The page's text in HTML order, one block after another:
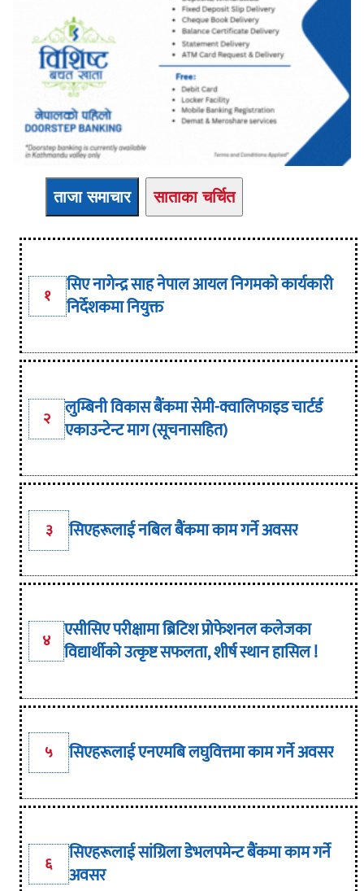
ताजा समाचार साताका चर्चित
१
सिए नागेन्द्र साह नेपाल आयल निगमको कार्यकारी
निर्देशकमा नियुक्त
२
लुम्बिनी विकास बैंकमा सेमी-क्वालिफाइड चार्टर्ड
एकाउन्टेन्ट माग (सूचनासहित)
३ सिएहरूलाई नबिल बैंकमा काम गर्ने अवसर
४ एसीसिए परीक्षामा ब्रिटिश प्रोफेशनल कलेजका
विद्यार्थीको उत्कृष्ट सफलता, शीर्ष स्थान हासिल !
५ सिएहरूलाई एनएमबि लघुवित्तमा काम गर्ने अवसर
६
सिएहरूलाई सांग्रिला डेभलपमेन्ट बैंकमा काम गर्ने
अवसर